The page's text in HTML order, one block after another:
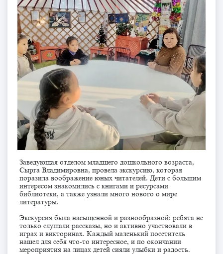
Заведующая отделом младшего дошкольного возраста,
Сырга Владимировна, провела экскурсию, которая
поразила воображение юных читателей. Дети с большим
интересом знакомились с книгами и ресурсами
библиотеки, а также узнали много нового о мире
литературы.
Экскурсия была насыщенной и разнообразной: ребята не
только слушали рассказы, но и активно участвовали в
играх и викторинах. Каждый маленький посетитель
нашел для себя что-то интересное, и по окончании
мероприятия на лицах детей сияли улыбки и радость.